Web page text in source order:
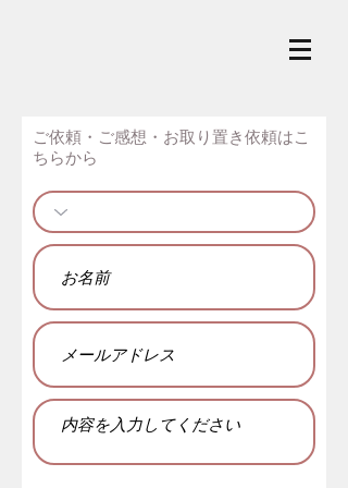
​ご依頼・ご感想・お取り置き依頼はこ
ちらから